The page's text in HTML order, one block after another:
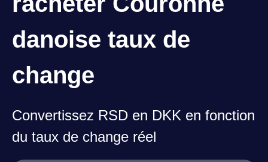
danoise taux de
change
Convertissez RSD en DKK en fonction
du taux de change réel